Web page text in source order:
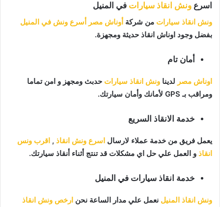
اسرع ونش انقاذ سيارات في المنيل
ونش انقاذ سيارات من شركة أوناش مصر أسرع ونش في المنيل
بفضل وجود اوناش انقاذ حديثة ومجهزة.
أمان تام
اوناش مصر لدينا ونش انقاذ سيارات حدبث ومجهز و امن تماما
ومراقب بـ GPS لأمانك وأمان سيارتك.
خدمة الانقاذ السريع
يعمل فريق من خدمة عملاء لارسال اسرع ونش انقاذ , اقرب ونس
انقاذ و العمل علي حل اي مشكلات قد تنتج أثناء أنقاذ سيارتك.
خدمة انقاذ سيارات في المنيل
ونش انقاذ المنيل نعمل علي مدار الساعة نحن ارخص ونش انقاذ